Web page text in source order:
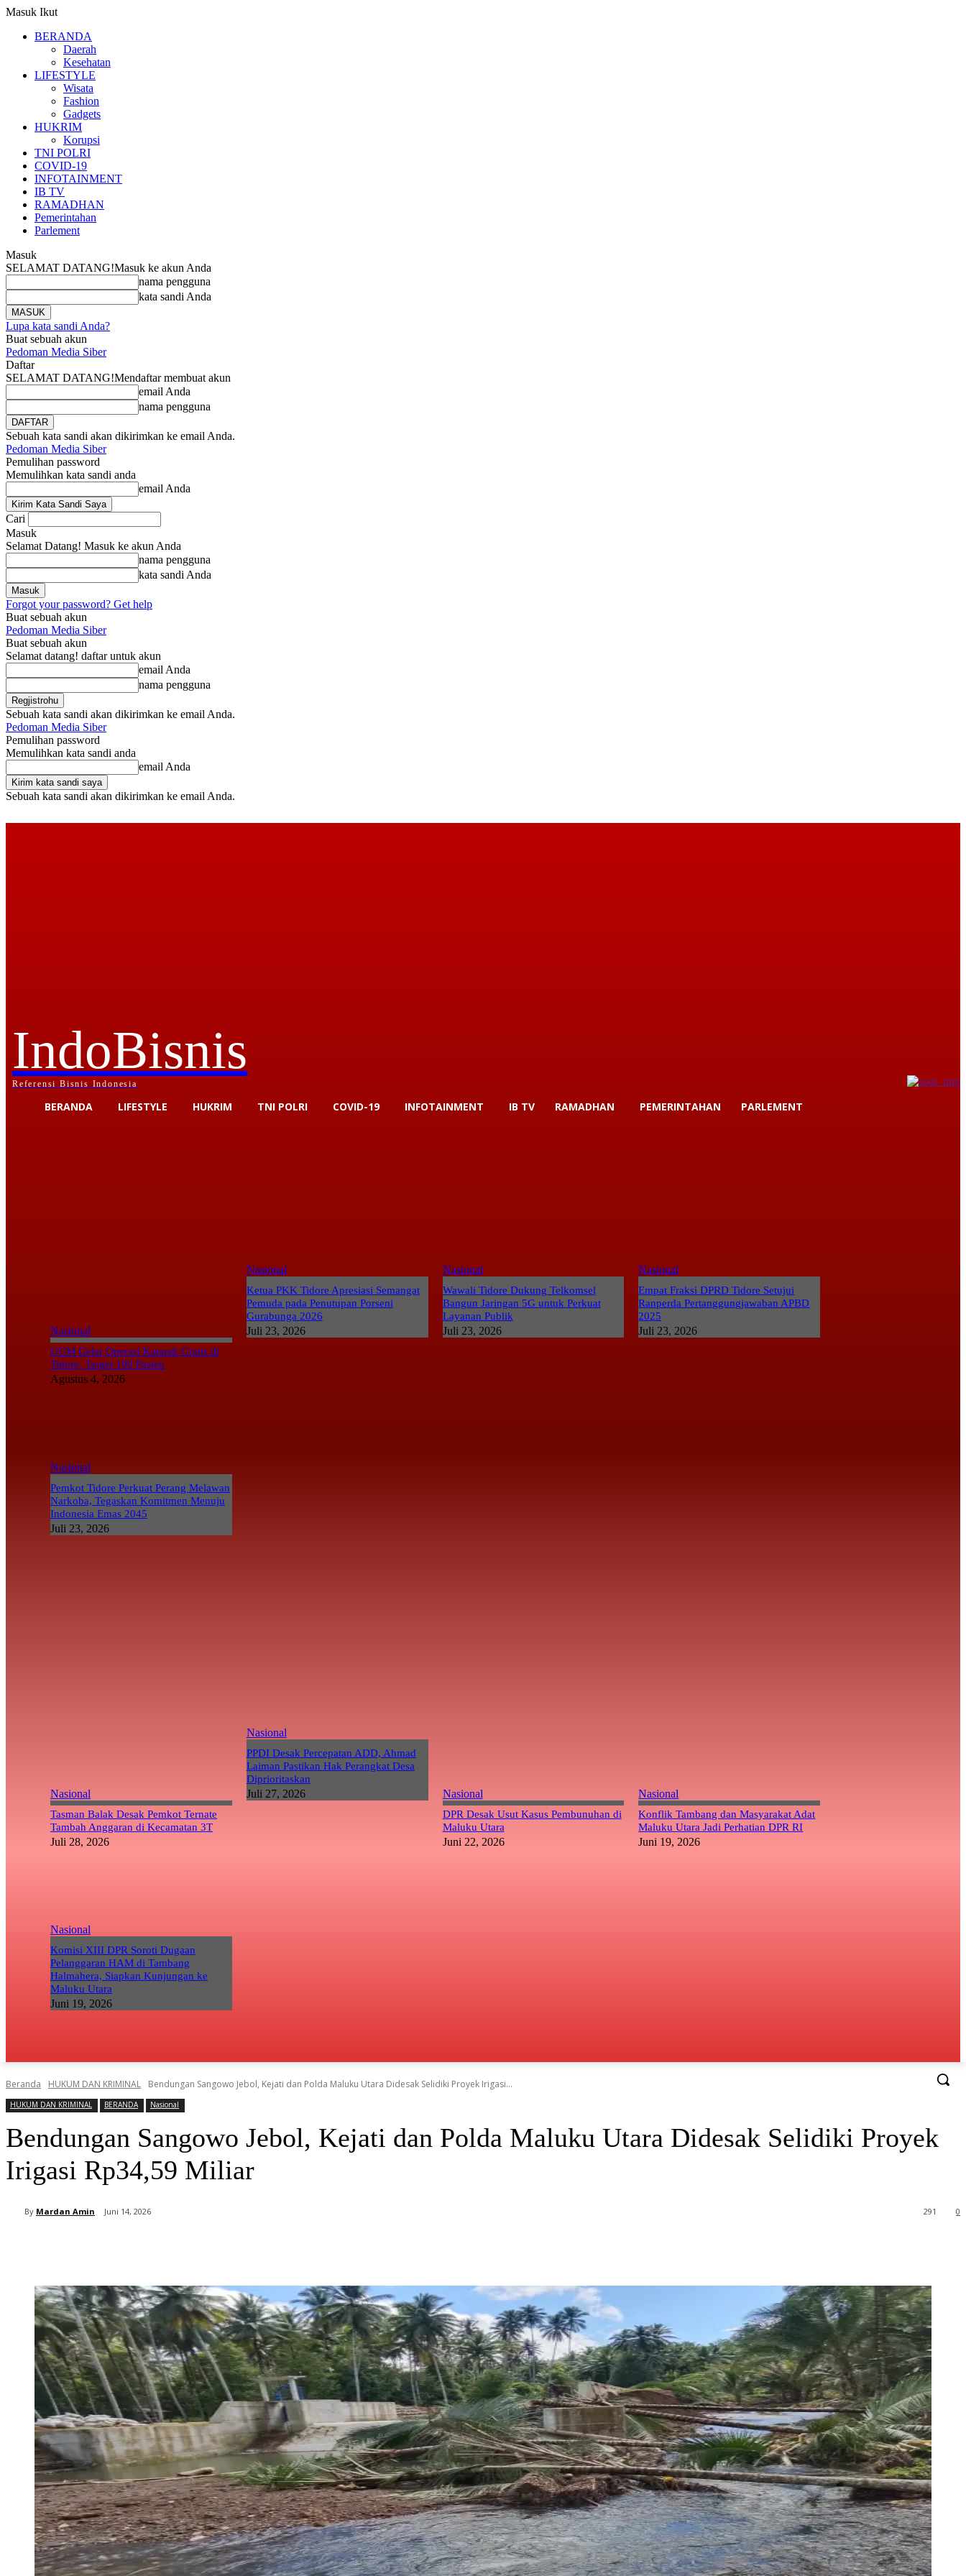
Masuk Ikut
BERANDA
Daerah
Kesehatan
LIFESTYLE
Wisata
Fashion
Gadgets
HUKRIM
Korupsi
TNI POLRI
COVID-19
INFOTAINMENT
IB TV
RAMADHAN
Pemerintahan
Parlement
Masuk
SELAMAT DATANG!Masuk ke akun Anda
nama pengguna
kata sandi Anda
Lupa kata sandi Anda?
Buat sebuah akun
Pedoman Media Siber
Daftar
SELAMAT DATANG!Mendaftar membuat akun
email Anda
nama pengguna
Sebuah kata sandi akan dikirimkan ke email Anda.
Pedoman Media Siber
Pemulihan password
Memulihkan kata sandi anda
email Anda
Cari
Masuk
Selamat Datang! Masuk ke akun Anda
nama pengguna
kata sandi Anda
Forgot your password? Get help
Buat sebuah akun
Pedoman Media Siber
Buat sebuah akun
Selamat datang! daftar untuk akun
email Anda
nama pengguna
Sebuah kata sandi akan dikirimkan ke email Anda.
Pedoman Media Siber
Pemulihan password
Memulihkan kata sandi anda
email Anda
Sebuah kata sandi akan dikirimkan ke email Anda.
IndoBisnis
Referensi Bisnis Indonesia
BERANDA LIFESTYLE HUKRIM TNI POLRI COVID-19 INFOTAINMENT IB TV RAMADHAN PEMERINTAHAN PARLEMENT
Nasional
UGM Gelar Operasi Katarak Gratis di
Tidore, Target 100 Pasien
Agustus 4, 2026
Nasional
Ketua PKK Tidore Apresiasi Semangat
Pemuda pada Penutupan Porseni
Gurabunga 2026
Juli 23, 2026
Nasional
Wawali Tidore Dukung Telkomsel
Bangun Jaringan 5G untuk Perkuat
Layanan Publik
Juli 23, 2026
Nasional
Empat Fraksi DPRD Tidore Setujui
Ranperda Pertanggungjawaban APBD
2025
Juli 23, 2026
Nasional
Pemkot Tidore Perkuat Perang Melawan
Narkoba, Tegaskan Komitmen Menuju
Indonesia Emas 2045
Juli 23, 2026
Nasional
Tasman Balak Desak Pemkot Ternate
Tambah Anggaran di Kecamatan 3T
Juli 28, 2026
Nasional
PPDI Desak Percepatan ADD, Ahmad
Laiman Pastikan Hak Perangkat Desa
Diprioritaskan
Juli 27, 2026 Nasional
DPR Desak Usut Kasus Pembunuhan di
Maluku Utara
Juni 22, 2026
Nasional
Konflik Tambang dan Masyarakat Adat
Maluku Utara Jadi Perhatian DPR RI
Juni 19, 2026
Nasional
Komisi XIII DPR Soroti Dugaan
Pelanggaran HAM di Tambang
Halmahera, Siapkan Kunjungan ke
Maluku Utara
Juni 19, 2026
Beranda HUKUM DAN KRIMINAL Bendungan Sangowo Jebol, Kejati dan Polda Maluku Utara Didesak Selidiki Proyek Irigasi...
HUKUM DAN KRIMINAL BERANDA Nasional
Bendungan Sangowo Jebol, Kejati dan Polda Maluku Utara Didesak Selidiki Proyek
Irigasi Rp34,59 Miliar
By Mardan Amin Juni 14, 2026 0
291